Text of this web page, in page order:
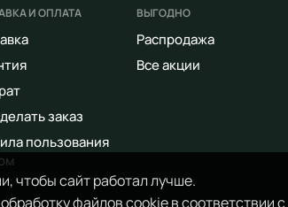
чтобы сайт работал лучше.
файлов cookie в соответствии с
И ОПЛАТА
заказ
пользования
ВЫГОДНО
Распродажа
Все акции